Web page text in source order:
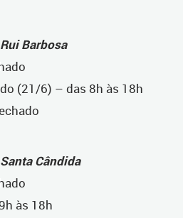
Barbosa
(21/6) – das 8h às 18h
Cândida
às 18h